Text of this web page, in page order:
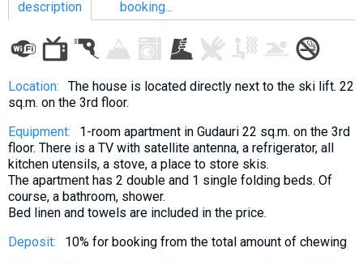
description
booking...
Location:
The house is located directly next to the ski lift. 22
sq.m. on the 3rd floor.
Equipment:
1-room apartment in Gudauri 22 sq.m. on the 3rd
floor. There is a TV with satellite antenna, a refrigerator, all
kitchen utensils, a stove, a place to store skis.
The apartment has 2 double and 1 single folding beds. Of
course, a bathroom, shower.
Bed linen and towels are included in the price.
Deposit:
10% for booking from the total amount of chewing
LODGING
Apartments
Cottages
Hotels
% Hot deals
Long term rent
Kazbegi